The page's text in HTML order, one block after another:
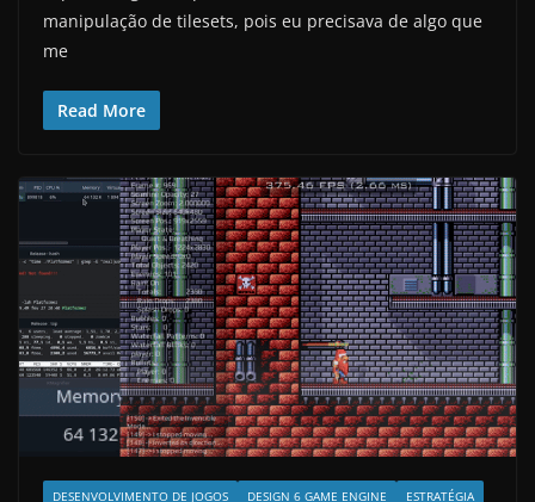
manipulação de tilesets, pois eu precisava de algo que
me
Read More
DESENVOLVIMENTO DE JOGOS DESIGN 6 GAME ENGINE ESTRATÉGIA